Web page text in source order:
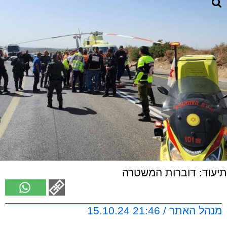
תיעוד: דוברות המשטרה
מנהל האתר / 21:46 15.10.24